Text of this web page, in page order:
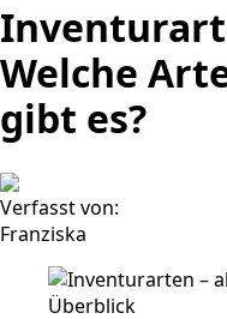
Welche
gibt es?
Verfasst von:
Franziska